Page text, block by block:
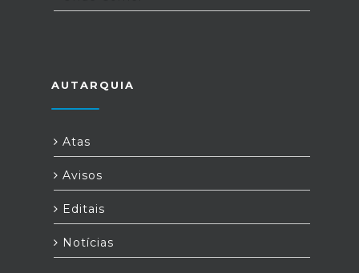
AUTARQUIA
Atas
Avisos
Editais
Notícias